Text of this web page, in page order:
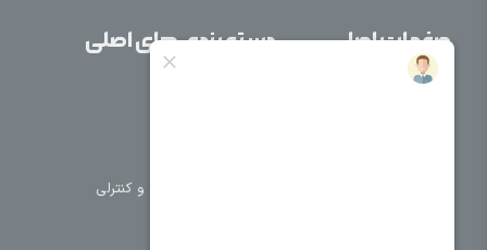
صفحات اصلی
خانه
دسته بندی های اصلی
تجهیزات حفاظتی و کنترلی